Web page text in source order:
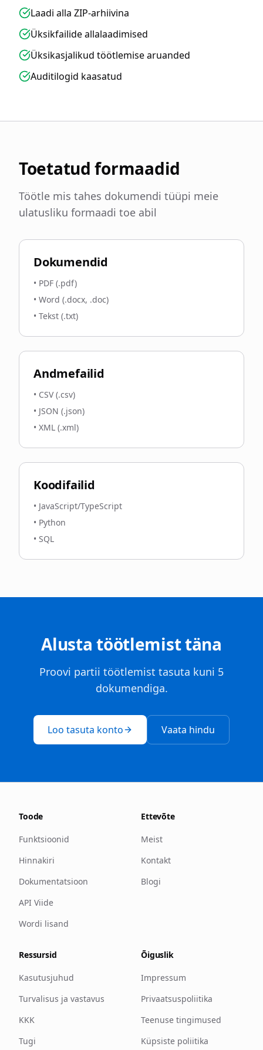
Laadi alla ZIP-arhiivina
Üksikfailide allalaadimised
Üksikasjalikud töötlemise aruanded
Auditilogid kaasatud
Toetatud formaadid
Töötle mis tahes dokumendi tüüpi meie
ulatusliku formaadi toe abil
Dokumendid
• PDF (.pdf)
• Word (.docx, .doc)
• Tekst (.txt)
Andmefailid
• CSV (.csv)
• JSON (.json)
• XML (.xml)
Koodifailid
• JavaScript/TypeScript
• Python
• SQL
Alusta töötlemist täna
Proovi partii töötlemist tasuta kuni 5
dokumendiga.
Loo tasuta konto Vaata hindu
Toode
Funktsioonid
Hinnakiri
Dokumentatsioon
API Viide
Wordi lisand
Ettevõte
Meist
Kontakt
Blogi
Ressursid
Kasutusjuhud
Turvalisus ja vastavus
KKK
Tugi
Õiguslik
Impressum
Privaatsuspoliitika
Teenuse tingimused
Küpsiste poliitika